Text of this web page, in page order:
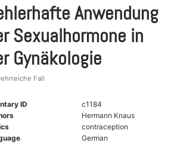
Anwendung
Sexualhormone in
Gynäkologie
Fall
ID
c1184
Hermann Knaus
contraception
German